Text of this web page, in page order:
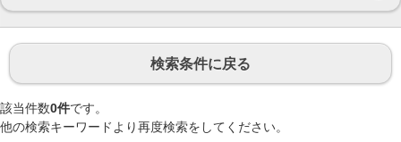
検索条件に戻る
該当件数0件です。
他の検索キーワードより再度検索をしてください。